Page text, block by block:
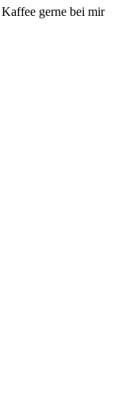
gerne bei mir